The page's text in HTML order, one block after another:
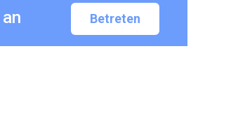
Betreten